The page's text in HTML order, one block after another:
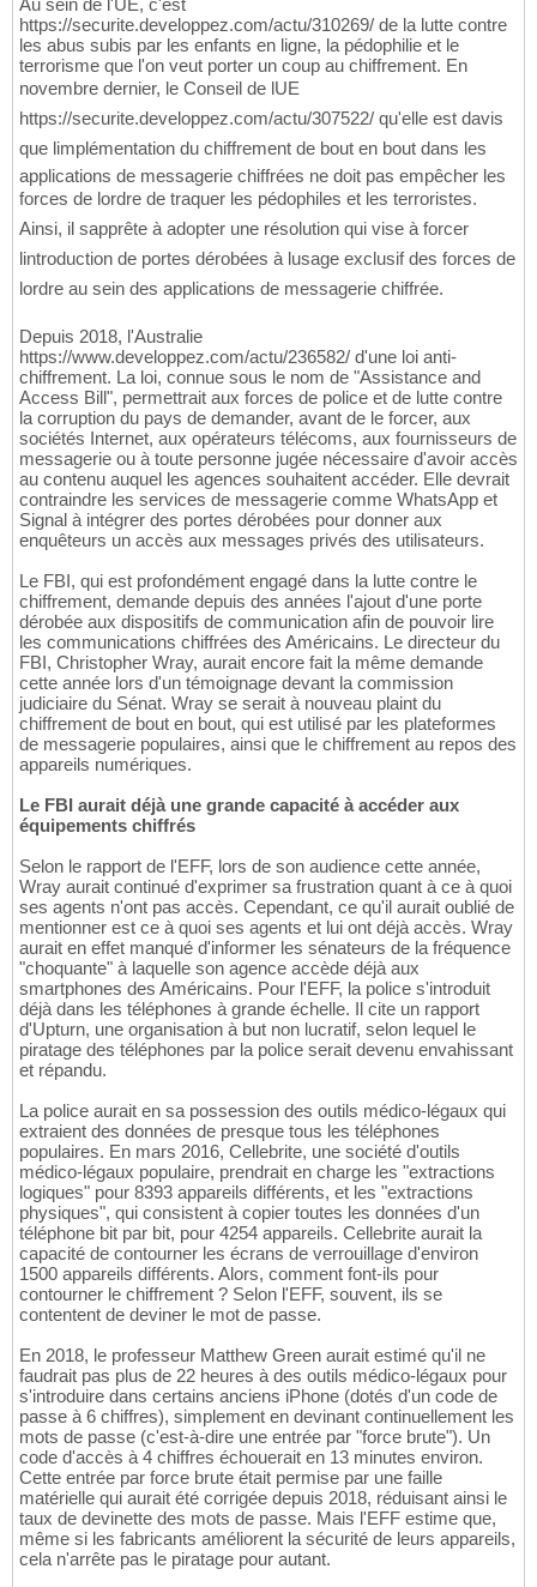
https://securite.developpez.com/actu/310269/ de la lutte contre
les abus subis par les enfants en ligne, la pédophilie et le
terrorisme que l'on veut porter un coup au chiffrement. En
novembre dernier, le Conseil de lUE
https://securite.developpez.com/actu/307522/ qu'elle est davis
que limplémentation du chiffrement de bout en bout dans les
applications de messagerie chiffrées ne doit pas empêcher les
forces de lordre de traquer les pédophiles et les terroristes.
Ainsi, il sapprête à adopter une résolution qui vise à forcer
lintroduction de portes dérobées à lusage exclusif des forces de
lordre au sein des applications de messagerie chiffrée.
Depuis 2018, l'Australie
https://www.developpez.com/actu/236582/ d'une loi anti-
chiffrement. La loi, connue sous le nom de "Assistance and
Access Bill", permettrait aux forces de police et de lutte contre
la corruption du pays de demander, avant de le forcer, aux
sociétés Internet, aux opérateurs télécoms, aux fournisseurs de
messagerie ou à toute personne jugée nécessaire d'avoir accès
au contenu auquel les agences souhaitent accéder. Elle devrait
contraindre les services de messagerie comme WhatsApp et
Signal à intégrer des portes dérobées pour donner aux
enquêteurs un accès aux messages privés des utilisateurs.
Le FBI, qui est profondément engagé dans la lutte contre le
chiffrement, demande depuis des années l'ajout d'une porte
dérobée aux dispositifs de communication afin de pouvoir lire
les communications chiffrées des Américains. Le directeur du
FBI, Christopher Wray, aurait encore fait la même demande
cette année lors d'un témoignage devant la commission
judiciaire du Sénat. Wray se serait à nouveau plaint du
chiffrement de bout en bout, qui est utilisé par les plateformes
de messagerie populaires, ainsi que le chiffrement au repos des
appareils numériques.
Le FBI aurait déjà une grande capacité à accéder aux
équipements chiffrés
Selon le rapport de l'EFF, lors de son audience cette année,
Wray aurait continué d'exprimer sa frustration quant à ce à quoi
ses agents n'ont pas accès. Cependant, ce qu'il aurait oublié de
mentionner est ce à quoi ses agents et lui ont déjà accès. Wray
aurait en effet manqué d'informer les sénateurs de la fréquence
"choquante" à laquelle son agence accède déjà aux
smartphones des Américains. Pour l'EFF, la police s'introduit
déjà dans les téléphones à grande échelle. Il cite un rapport
d'Upturn, une organisation à but non lucratif, selon lequel le
piratage des téléphones par la police serait devenu envahissant
et répandu.
La police aurait en sa possession des outils médico-légaux qui
extraient des données de presque tous les téléphones
populaires. En mars 2016, Cellebrite, une société d'outils
médico-légaux populaire, prendrait en charge les "extractions
logiques" pour 8393 appareils différents, et les "extractions
physiques", qui consistent à copier toutes les données d'un
téléphone bit par bit, pour 4254 appareils. Cellebrite aurait la
capacité de contourner les écrans de verrouillage d'environ
1500 appareils différents. Alors, comment font-ils pour
contourner le chiffrement ? Selon l'EFF, souvent, ils se
contentent de deviner le mot de passe.
En 2018, le professeur Matthew Green aurait estimé qu'il ne
faudrait pas plus de 22 heures à des outils médico-légaux pour
s'introduire dans certains anciens iPhone (dotés d'un code de
passe à 6 chiffres), simplement en devinant continuellement les
mots de passe (c'est-à-dire une entrée par "force brute"). Un
code d'accès à 4 chiffres échouerait en 13 minutes environ.
Cette entrée par force brute était permise par une faille
matérielle qui aurait été corrigée depuis 2018, réduisant ainsi le
taux de devinette des mots de passe. Mais l'EFF estime que,
même si les fabricants améliorent la sécurité de leurs appareils,
cela n'arrête pas le piratage pour autant.